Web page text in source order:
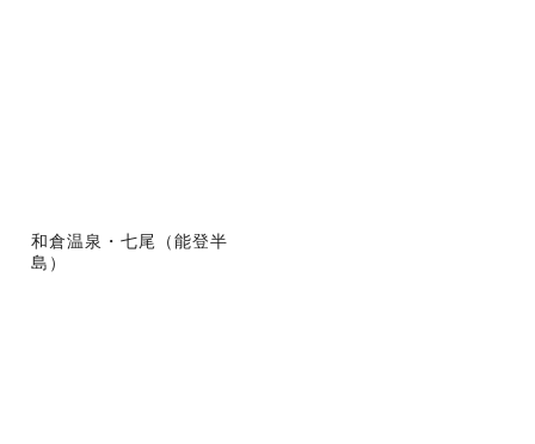
和倉温泉・七尾（能登半
島）